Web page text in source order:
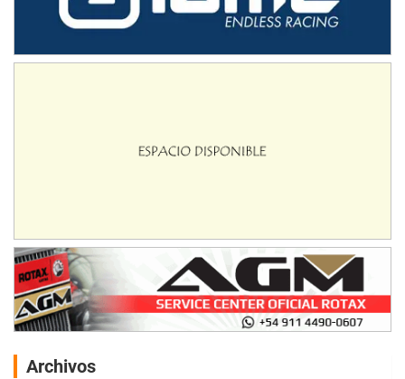
Archivos